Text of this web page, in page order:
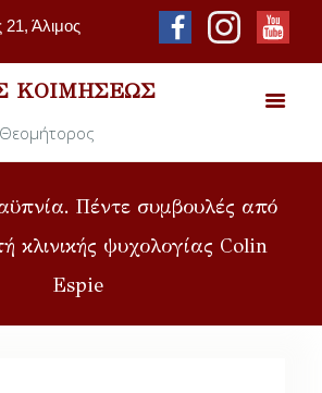
Άλιμος
ΚΟΙΜΉΣΕΩΣ
Πέντε συμβουλές από
κλινικής ψυχολογίας Colin
Espie